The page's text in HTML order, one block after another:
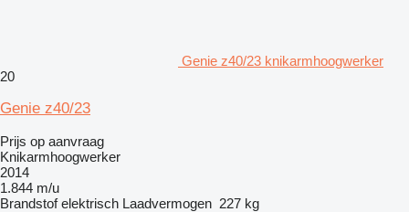
Genie z40/23 knikarmhoogwerker
20
Genie z40/23
Prijs op aanvraag
Knikarmhoogwerker
2014
1.844 m/u
Brandstof elektrisch Laadvermogen 227 kg